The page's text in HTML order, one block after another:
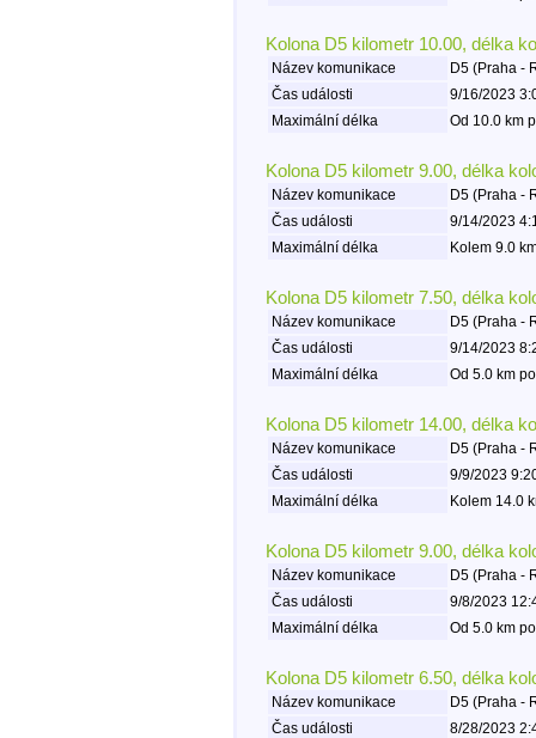
Kolona D5 kilometr 10.00, délka
Název komunikace
D5 (Praha -
Čas události
9/16/2023
Maximální délka
Od 10.0 km
Kolona D5 kilometr 9.00, délka
Název komunikace
D5 (Praha -
Čas události
9/14/2023
Maximální délka
Kolem 9.0
Kolona D5 kilometr 7.50, délka
Název komunikace
D5 (Praha -
Čas události
9/14/2023
Maximální délka
Od 5.0 km
Kolona D5 kilometr 14.00, délka
Název komunikace
D5 (Praha -
Čas události
9/9/2023
Maximální délka
Kolem 14.0
Kolona D5 kilometr 9.00, délka
Název komunikace
D5 (Praha -
Čas události
9/8/2023
Maximální délka
Od 5.0 km
Kolona D5 kilometr 6.50, délka
Název komunikace
D5 (Praha -
Čas události
8/28/2023